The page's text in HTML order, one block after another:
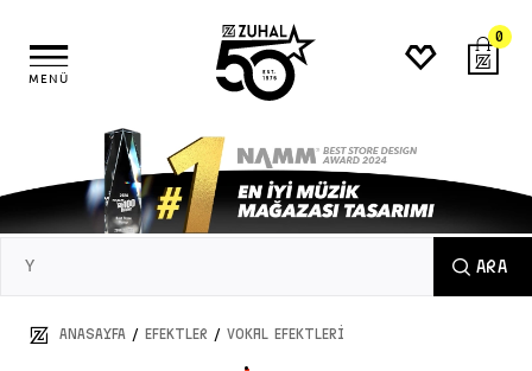
MENÜ
0
ARA
ANASAYFA / EFEKTLER / Vokal Efektleri